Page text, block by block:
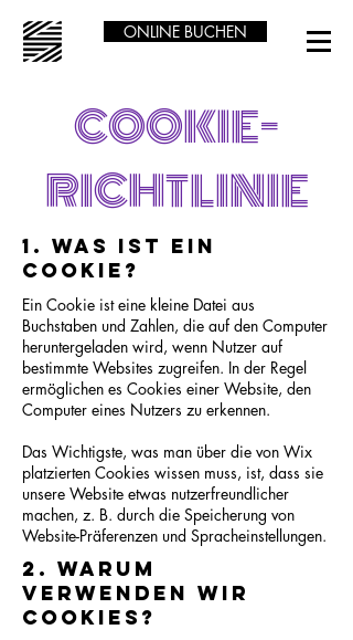
ONLINE BUCHEN
COOKIE-
RICHTLINIE
1. Was ist ein
Cookie?
Ein Cookie ist eine kleine Datei aus
Buchstaben und Zahlen, die auf den Computer
heruntergeladen wird, wenn Nutzer auf
bestimmte Websites zugreifen. In der Regel
ermöglichen es Cookies einer Website, den
Computer eines Nutzers zu erkennen.
Das Wichtigste, was man über die von Wix
platzierten Cookies wissen muss, ist, dass sie
unsere Website etwas nutzerfreundlicher
machen, z. B. durch die Speicherung von
Website-Präferenzen und Spracheinstellungen.
2. Warum
verwenden wir
Cookies?